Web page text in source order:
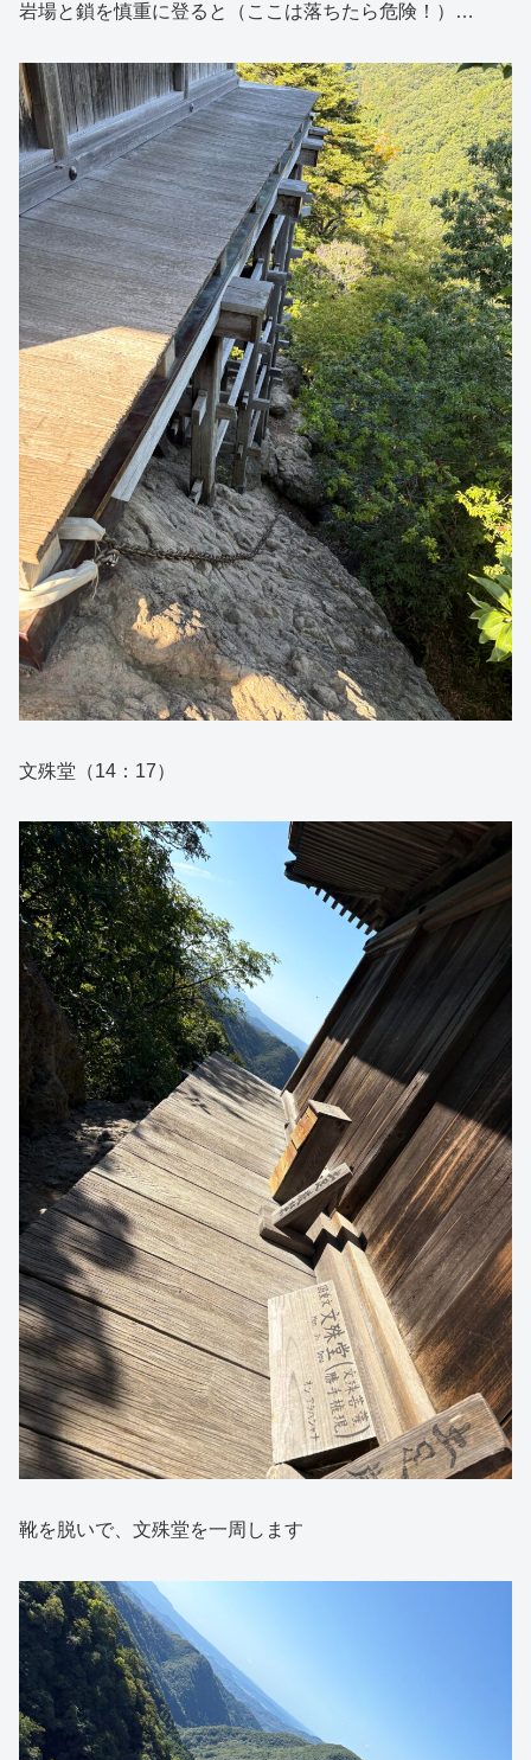
岩場と鎖を慎重に登ると（ここは落ちたら危険！）…
文殊堂（14：17）
靴を脱いで、文殊堂を一周します